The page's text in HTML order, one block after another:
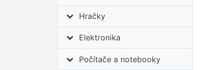
Hračky
Elektronika
Počítače a notebooky